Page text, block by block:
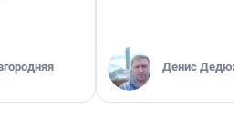
Денис